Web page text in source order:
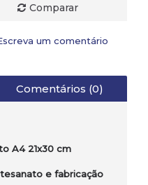
Comparar
um comentário
Comentários (0)
A4 21x30 cm
e fabricação